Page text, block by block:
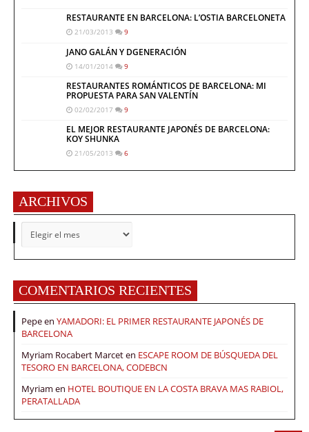
RESTAURANTE EN BARCELONA: L’OSTIA BARCELONETA
21/03/2013 9
JANO GALÁN Y DGENERACIÓN
14/01/2014 9
RESTAURANTES ROMÁNTICOS DE BARCELONA: MI
PROPUESTA PARA SAN VALENTÍN
02/02/2017 9
EL MEJOR RESTAURANTE JAPONÉS DE BARCELONA:
KOY SHUNKA
21/05/2013 6
ARCHIVOS
ARCHIVOS
COMENTARIOS RECIENTES
Pepeen YAMADORI: EL PRIMER RESTAURANTE JAPONÉS DE
BARCELONA
Myriam Rocabert Marceten ESCAPE ROOM DE BÚSQUEDA DEL
TESORO EN BARCELONA, CODEBCN
Myriam en HOTEL BOUTIQUE EN LA COSTA BRAVA MAS RABIOL,
PERATALLADA